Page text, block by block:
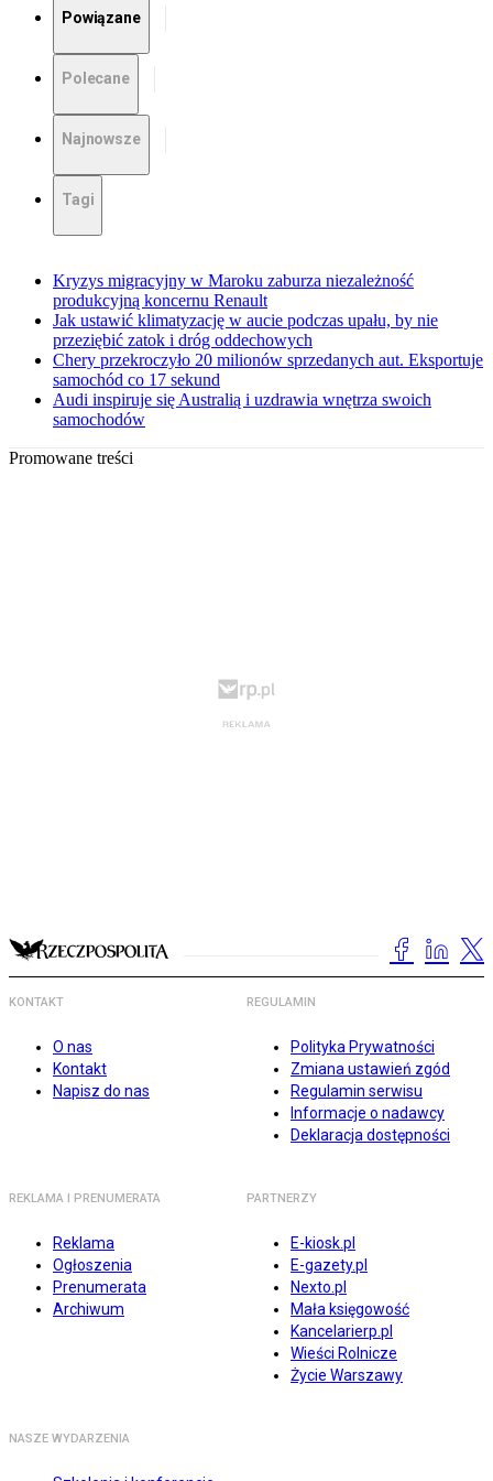
Powiązane
Polecane
Najnowsze
Tagi
Kryzys migracyjny w Maroku zaburza niezależność
produkcyjną koncernu Renault
Jak ustawić klimatyzację w aucie podczas upału, by nie
przeziębić zatok i dróg oddechowych
Chery przekroczyło 20 milionów sprzedanych aut. Eksportuje
samochód co 17 sekund
Audi inspiruje się Australią i uzdrawia wnętrza swoich
samochodów
Promowane treści
KONTAKT
O nas
Kontakt
Napisz do nas
REGULAMIN
Polityka Prywatności
Zmiana ustawień zgód
Regulamin serwisu
Informacje o nadawcy
Deklaracja dostępności
REKLAMA I PRENUMERATA
Reklama
Ogłoszenia
Prenumerata
Archiwum
PARTNERZY
E-kiosk.pl
E-gazety.pl
Nexto.pl
Mała księgowość
Kancelarierp.pl
Wieści Rolnicze
Życie Warszawy
NASZE WYDARZENIA